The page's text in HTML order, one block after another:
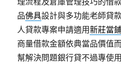
品佛具設計與多功能老師貸
人貸款專案申請適用新莊當
商量借款金額依典當品價值
幫解決問題銀行貸不過專使